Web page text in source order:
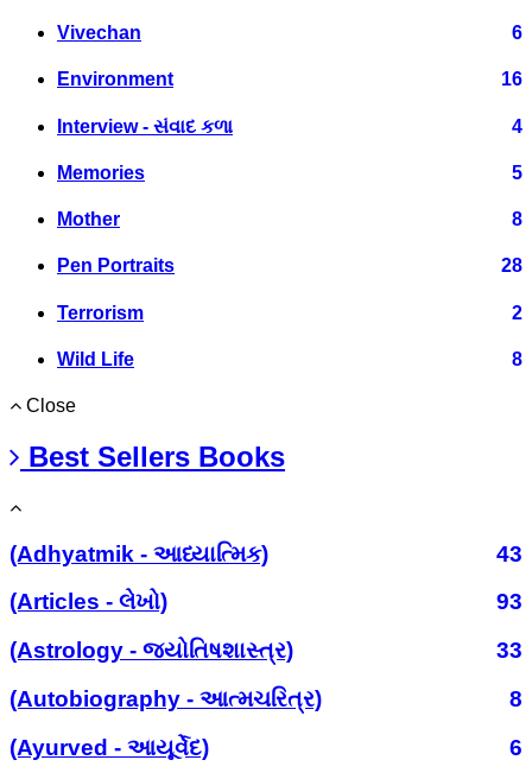
Vivechan 6
Environment 16
Interview - સંવાદ કળા 4
Memories 5
Mother 8
Pen Portraits 28
Terrorism 2
Wild Life 8
Close
Best Sellers Books
(Adhyatmik - આધ્યાત્મિક)
43
(Articles - લેખો)
93
(Astrology - જ્યોતિષશાસ્ત્ર)
33
(Autobiography - આત્મચરિત્ર)
8
(Ayurved - આયૂર્વેદ)
6